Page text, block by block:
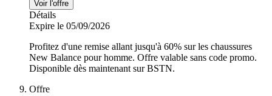
Voir l'offre
Détails
Expire le 05/09/2026
Profitez d'une remise allant jusqu'à 60% sur les chaussures
New Balance pour homme. Offre valable sans code promo.
Disponible dès maintenant sur BSTN.
Offre